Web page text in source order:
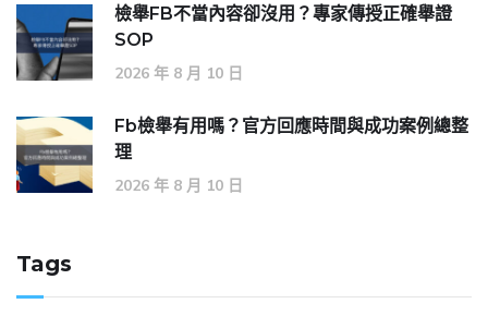
檢舉FB不當內容卻沒用？專家傳授正確舉證
SOP
2026 年 8 月 10 日
Fb檢舉有用嗎？官方回應時間與成功案例總整
理
2026 年 8 月 10 日
Tags